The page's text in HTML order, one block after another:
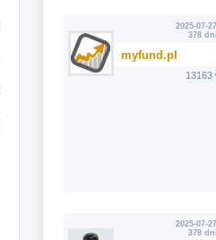
2025-07-
378
myfund.pl
13163
2025-07-
378